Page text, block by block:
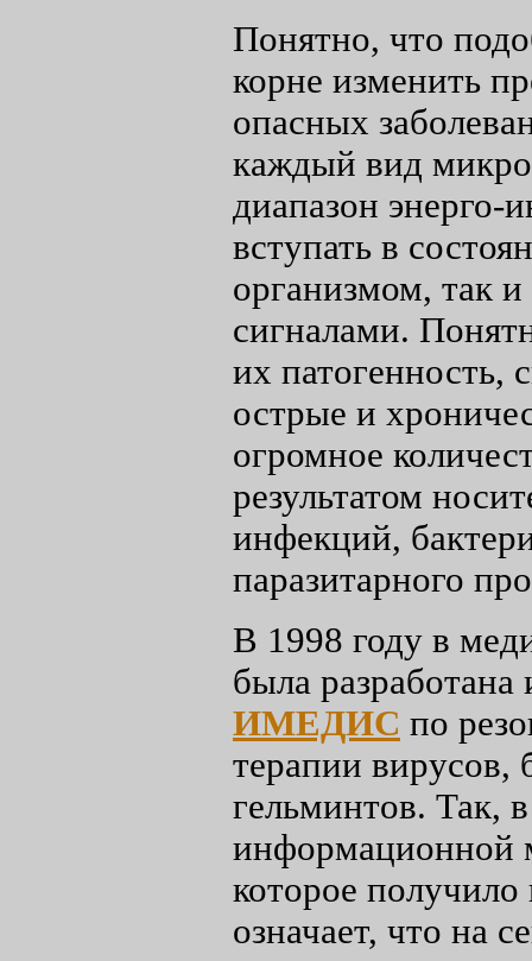
Понятно, что
корне изменить
опасных
каждый вид
диапазон энерго-
вступать в
организмом, так
сигналами.
их патогенность,
острые и
огромное
результатом
инфекций,
паразитарного
В 1998 году в
была разработана
ИМЕДИС по
терапии вирусов,
гельминтов. Так,
информационной
которое
означает, что на